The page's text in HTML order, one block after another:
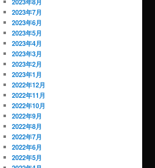
2023年7月
2023年6月
2023年5月
2023年4月
2023年3月
2023年2月
2023年1月
2022年12月
2022年11月
2022年10月
2022年9月
2022年8月
2022年7月
2022年6月
2022年5月